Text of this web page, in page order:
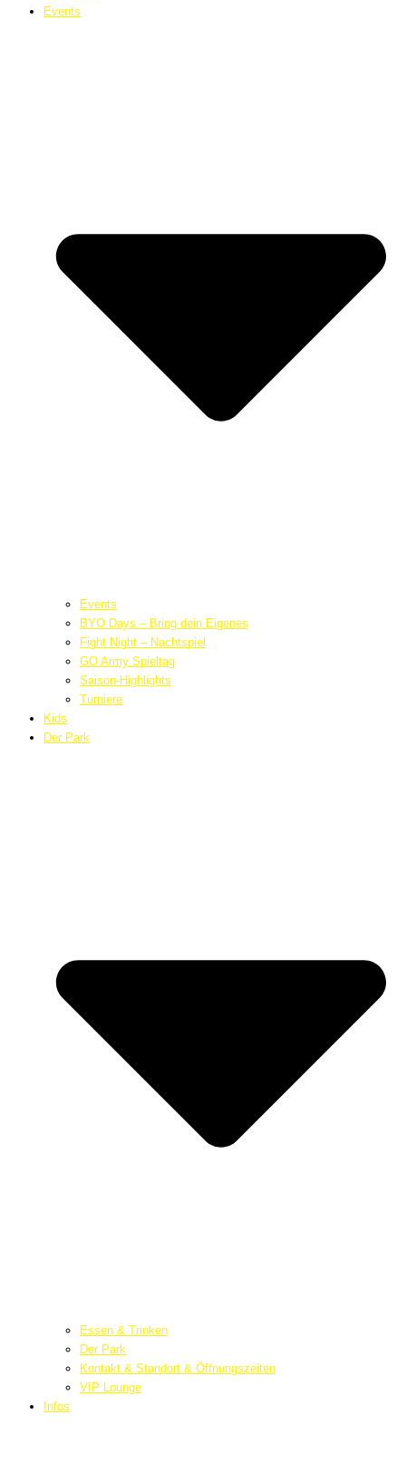
Events
Events
BYO Days – Bring dein Eigenes
Fight Night – Nachtspiel
GO Army Spieltag
Saison-Highlights
Turniere
Kids
Der Park
Essen & Trinken
Der Park
Kontakt & Standort & Öffnungszeiten
VIP Lounge
Infos